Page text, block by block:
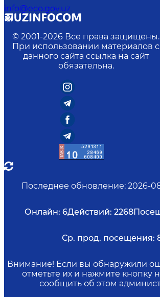
info@eco.gov.uz
© 2001-2026 Все права защищены.
При использовании материалов с
данного сайта ссылка на сайт
обязательна.
Последнее обновление: 2026-
Онлайн: 6Действий: 2268
Ср. прод. посещения:
Внимание! Если вы обнаружили
отметьте их и нажмите кнопку
сообщить об этом